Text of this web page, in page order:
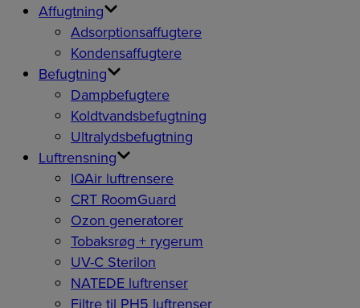
Affugtning
Adsorptionsaffugtere
Kondensaffugtere
Befugtning
Dampbefugtere
Koldtvandsbefugtning
Ultralydsbefugtning
Luftrensning
IQAir luftrensere
CRT RoomGuard
Ozon generatorer
Tobaksrøg + rygerum
UV-C Sterilon
NATEDE luftrenser